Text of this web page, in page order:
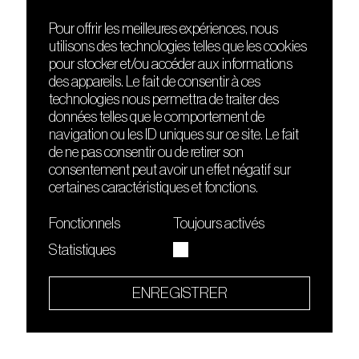
DÉCOUVRIR
Le lieu
Contact
Presse
Cours de DJing
TMLAB
FRIENDS
Nuits sonores
HEAT
Hôtel71
La Gaîté Lyrique
Le Sucre fait partie de
Quartier culturel et créatif
Pour offrir les meilleures expériences, nous
utilisons des technologies telles que les cookies
pour stocker et/ou accéder aux informations
des appareils. Le fait de consentir à ces
technologies nous permettra de traiter des
données telles que le comportement de
navigation ou les ID uniques sur ce site. Le fait
de ne pas consentir ou de retirer son
consentement peut avoir un effet négatif sur
certaines caractéristiques et fonctions.
Fonctionnels
Toujours activés
Statistiques
ENREGISTRER